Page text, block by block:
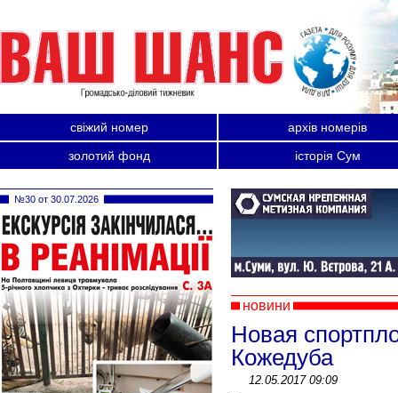
свіжий номер
архів номерів
золотий фонд
історія Сум
новини
Новая
Кожедуба
12.05.2017 09:09
№30 от 30.07.2026